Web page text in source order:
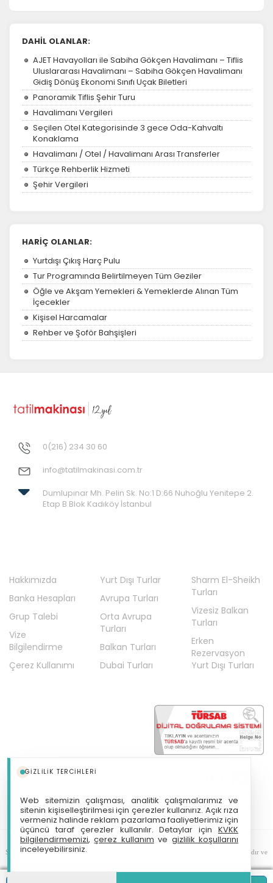
GIZLILIK TERCIHLERI
Web sitemizin çalışması, analitik çalışmalarımız ve
sitenin kişiselleştirilmesi için çerezler kullanırız. Açık rıza
vermeniz halinde reklam pazarlama faaliyetlerimiz için
üçüncü taraf çerezler kullanılır. Detaylar için KVKK
bilgilendirmemizi,çerez kullanım ve gizlilik koşullarını
inceleyebilirsiniz.
DAHİL OLANLAR:
AJET Havayolları ile Sabiha Gökçen Havalimanı – Tiflis
Uluslararası Havalimanı – Sabiha Gökçen Havalimanı
Gidiş Dönüş Ekonomi Sınıfı Uçak Biletleri
Panoramik Tiflis Şehir Turu
Havalimanı Vergileri
Seçilen Otel Kategorisinde 3 gece Oda-Kahvaltı
Konaklama
Havalimanı / Otel / Havalimanı Arası Transferler
Türkçe Rehberlik Hizmeti
Şehir Vergileri
HARİÇ OLANLAR:
Yurtdışı Çıkış Harç Pulu
Tur Programında Belirtilmeyen Tüm Geziler
Öğle ve Akşam Yemekleri & Yemeklerde Alınan Tüm
İçecekler
Kişisel Harcamalar
Rehber ve Şoför Bahşişleri
0(216) 234 30 60
info@tatilmakinasi.com.tr
Dumlupınar Mh. Pelin Sk. No:1 D:66 Nuhoğlu Yenitepe 2.
Etap B Blok Kadıköy İstanbul
Hakkımızda
Banka Hesapları
Grup Talebi
Vize
Bilgilendirme
Çerez Kullanımı
Yurt Dışı Turlar
Avrupa Turları
Orta Avrupa
Turları
Balkan Turları
Dubai Turları
Sharm El-Sheikh
Turları
Vizesiz Balkan
Turları
Erken
Rezervasyon
Yurt Dışı Turları
Tm Tatil Makinası Turizm Seyahat Acentası Türsab: A-12197
Sitemizde anılan tüm fiyatlar, geçerli kartlar ile tek ödemede, en ucuz başlangıç fiyatlardır ve